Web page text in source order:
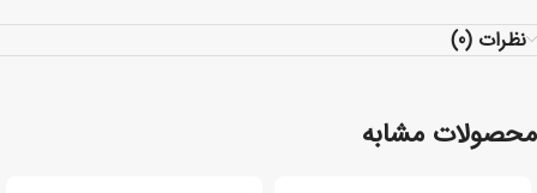
نظرات (0)
محصولات مشابه